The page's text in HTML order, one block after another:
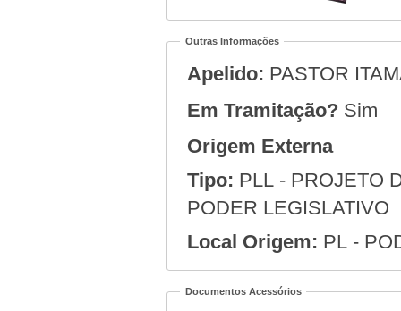
Outras Informações
Apelido: PASTOR
Em Tramitação? Sim
Origem Externa
Tipo: PLL - PROJETO
PODER LEGISLATIVO
Local Origem: PL -
Documentos Acessórios